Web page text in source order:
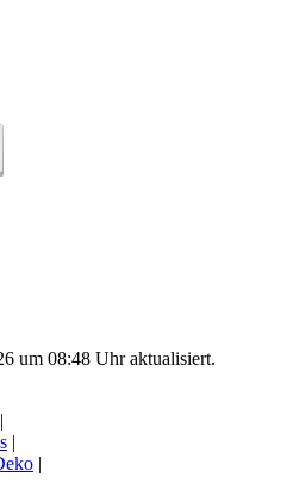
um 08:48 Uhr aktualisiert.
|
|
|